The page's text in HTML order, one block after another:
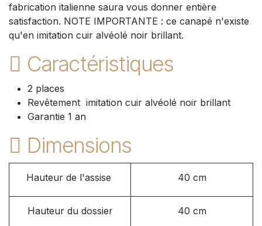
fabrication italienne saura vous donner entière
satisfaction. NOTE IMPORTANTE : ce canapé n'existe
qu'en imitation cuir alvéolé noir brillant.
Caractéristiques
2 places
Revêtement imitation cuir alvéolé noir brillant
Garantie 1 an
Dimensions
Hauteur de l'assise 40 cm
Hauteur du dossier 40 cm